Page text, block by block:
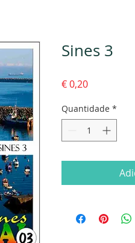
Sines 3
€ 0,20Preço
Quantidade *